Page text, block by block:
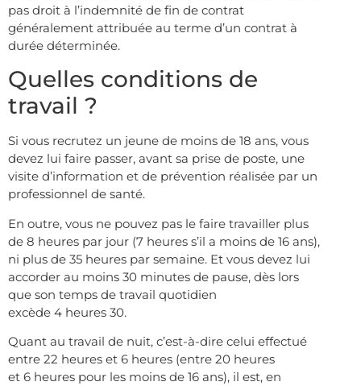
pas droit à l’indemnité de fin de contrat
généralement attribuée au terme d’un contrat à
durée déterminée.
Quelles conditions de
travail ?
Si vous recrutez un jeune de moins de 18 ans, vous
devez lui faire passer, avant sa prise de poste, une
visite d’information et de prévention réalisée par un
professionnel de santé.
En outre, vous ne pouvez pas le faire travailler plus
de 8 heures par jour (7 heures s’il a moins de 16 ans),
ni plus de 35 heures par semaine. Et vous devez lui
accorder au moins 30 minutes de pause, dès lors
que son temps de travail quotidien
excède 4 heures 30.
Quant au travail de nuit, c’est-à-dire celui effectué
entre 22 heures et 6 heures (entre 20 heures
et 6 heures pour les moins de 16 ans), il est, en